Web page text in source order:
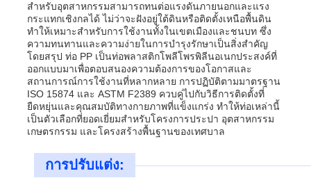
สำหรับอุตสาหกรรมสามารถทนต่อแรงดันภายนอกและแรง
กระแทกเชิงกลได้ ไม่ว่าจะฝังอยู่ใต้ดินหรือติดตั้งเหนือพื้นดิน
ทำให้เหมาะสำหรับการใช้งานทั้งในเขตเมืองและชนบท ซึ่ง
ความทนทานและความง่ายในการบำรุงรักษาเป็นสิ่งสำคัญ
โดยสรุป ท่อ PP เป็นท่อพลาสติกโพลีโพรพิลีนอเนกประสงค์ที่
ออกแบบมาเพื่อตอบสนองความต้องการของโอกาสและ
สถานการณ์การใช้งานที่หลากหลาย การปฏิบัติตามมาตรฐาน
ISO 15874 และ ASTM F2389 ควบคู่ไปกับวิธีการติดตั้งที่
ยืดหยุ่นและคุณสมบัติทางกายภาพที่แข็งแกร่ง ทำให้ท่อเหล่านี้
เป็นตัวเลือกที่ยอดเยี่ยมสำหรับโครงการประปา อุตสาหกรรม
เกษตรกรรม และโครงสร้างพื้นฐานของเทศบาล
การปรับแต่ง: